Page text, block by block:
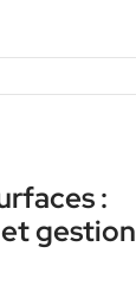
:
gestion